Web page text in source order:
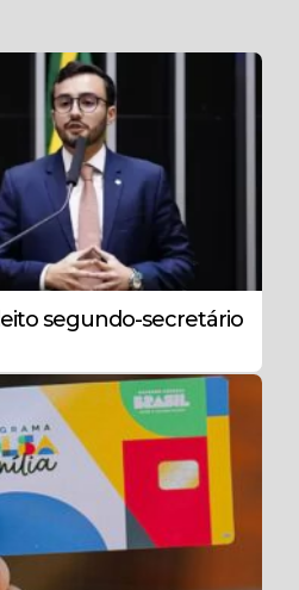
segundo-secretário